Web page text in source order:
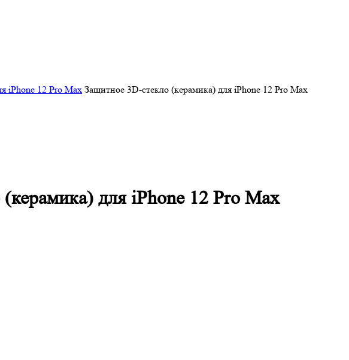
iPhone 12 Pro Max Защитное 3D-стекло (керамика) для iPhone 12 Pro Max
для iPhone 12 Pro Max